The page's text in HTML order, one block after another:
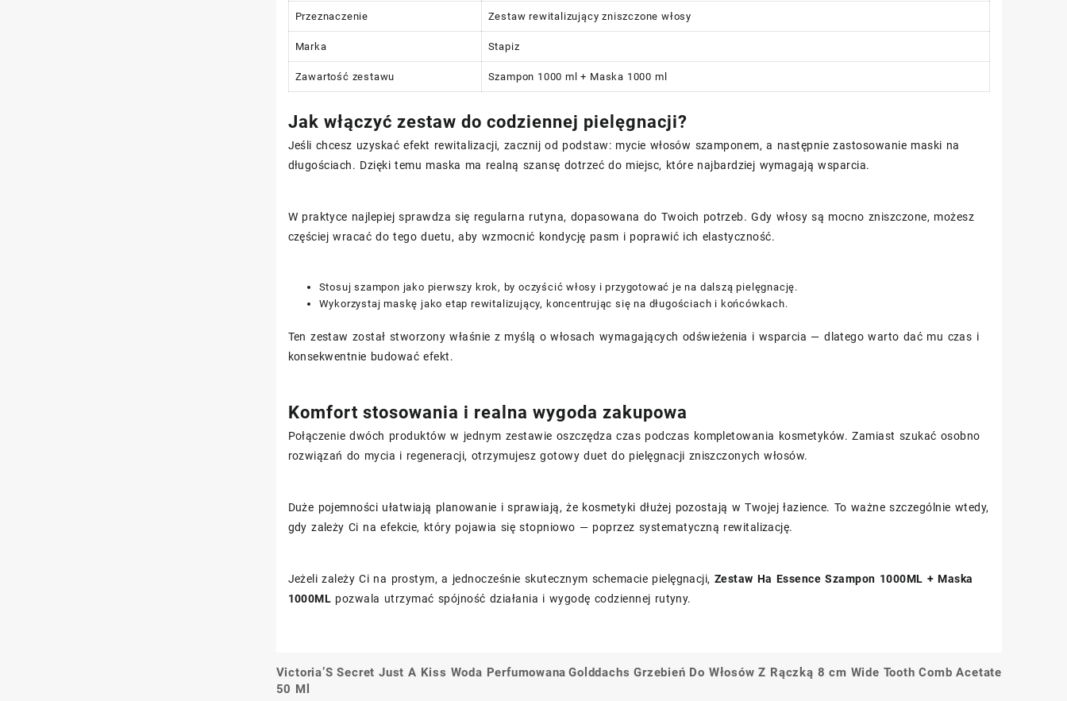
Przeznaczenie Zestaw rewitalizujący zniszczone włosy
Marka Stapiz
Zawartość zestawu Szampon 1000 ml + Maska 1000 ml
Jak włączyć zestaw do codziennej pielęgnacji?
Jeśli chcesz uzyskać efekt rewitalizacji, zacznij od podstaw: mycie włosów szamponem, a następnie zastosowanie maski na
długościach. Dzięki temu maska ma realną szansę dotrzeć do miejsc, które najbardziej wymagają wsparcia.
W praktyce najlepiej sprawdza się regularna rutyna, dopasowana do Twoich potrzeb. Gdy włosy są mocno zniszczone, możesz
częściej wracać do tego duetu, aby wzmocnić kondycję pasm i poprawić ich elastyczność.
Stosuj szampon jako pierwszy krok, by oczyścić włosy i przygotować je na dalszą pielęgnację.
Wykorzystaj maskę jako etap rewitalizujący, koncentrując się na długościach i końcówkach.
Ten zestaw został stworzony właśnie z myślą o włosach wymagających odświeżenia i wsparcia — dlatego warto dać mu czas i
konsekwentnie budować efekt.
Komfort stosowania i realna wygoda zakupowa
Połączenie dwóch produktów w jednym zestawie oszczędza czas podczas kompletowania kosmetyków. Zamiast szukać osobno
rozwiązań do mycia i regeneracji, otrzymujesz gotowy duet do pielęgnacji zniszczonych włosów.
Duże pojemności ułatwiają planowanie i sprawiają, że kosmetyki dłużej pozostają w Twojej łazience. To ważne szczególnie wtedy,
gdy zależy Ci na efekcie, który pojawia się stopniowo — poprzez systematyczną rewitalizację.
Jeżeli zależy Ci na prostym, a jednocześnie skutecznym schemacie pielęgnacji, Zestaw Ha Essence Szampon 1000ML + Maska
1000ML pozwala utrzymać spójność działania i wygodę codziennej rutyny.
Nawigacja
Victoria’S Secret Just A Kiss Woda Perfumowana
50 Ml
Golddachs Grzebień Do Włosów Z Rączką 8 cm Wide Tooth Comb Acetate